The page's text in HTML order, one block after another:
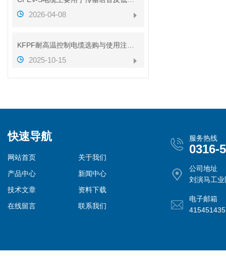
2026-04-08
2025-10-15
快速导航
网站首页
关于我们
产品中心
新闻中心
技术文章
资料下载
在线留言
联系我们
服务热线
0316-
公司地址
刘演马工业
电子邮箱